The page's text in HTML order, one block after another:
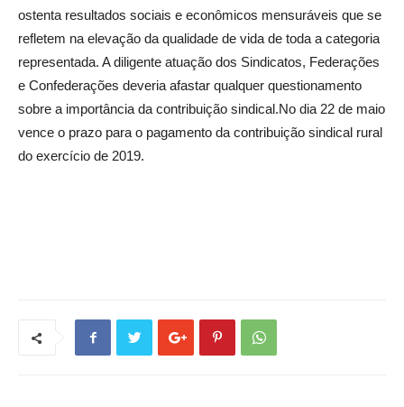
ostenta resultados sociais e econômicos mensuráveis que se
refletem na elevação da qualidade de vida de toda a categoria
representada. A diligente atuação dos Sindicatos, Federações
e Confederações deveria afastar qualquer questionamento
sobre a importância da contribuição sindical.No dia 22 de maio
vence o prazo para o pagamento da contribuição sindical rural
do exercício de 2019.